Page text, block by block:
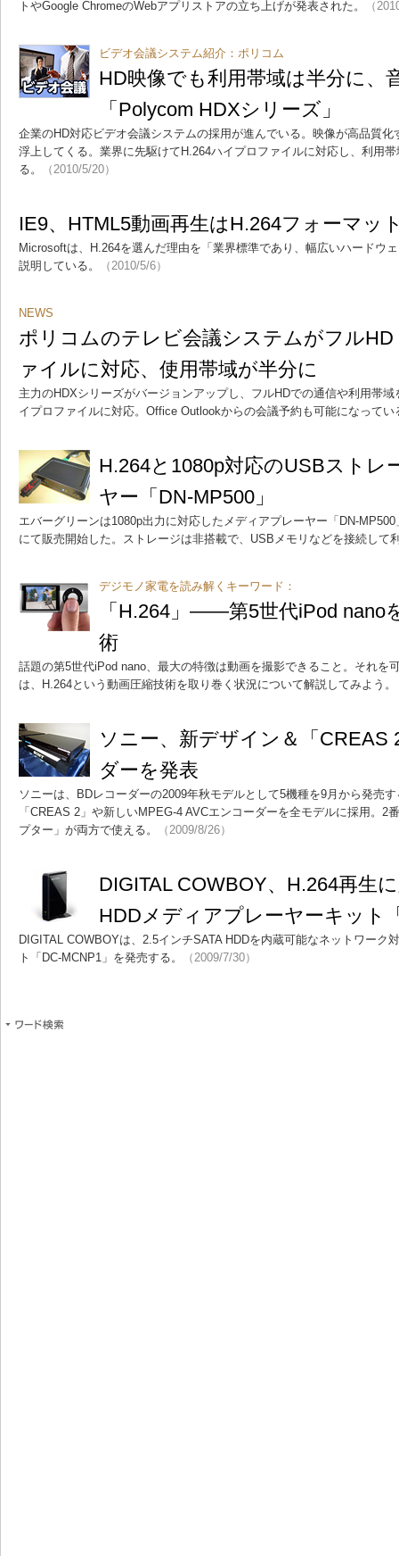
トやGoogle ChromeのWebアプリストアの立ち上げが発表された。 （
ビデオ会議システム紹介：ポリコム
HD映像でも利用帯域は半分に、
「Polycom HDXシリーズ」
企業のHD対応ビデオ会議システムの採用が進んでいる。映像が高品質
浮上してくる。業界に先駆けてH.264ハイプロファイルに対応し、利用
る。
（2010/5/20）
IE9、HTML5動画再生はH.264フォーマッ
Microsoftは、H.264を選んだ理由を「業界標準であり、幅広いハードウ
説明している。
（2010/5/6）
NEWS
ポリコムのテレビ会議システムがフル
ァイルに対応、使用帯域が半分に
主力のHDXシリーズがバージョンアップし、フルHDでの通信や利用帯
イプロファイルに対応。Office Outlookからの会議予約も可能になってい
H.264と1080p対応のUSBストレ
ヤー「DN-MP500」
エバーグリーンは1080p出力に対応したメディアプレーヤー「DN-
にて販売開始した。ストレージは非搭載で、USBメモリなどを接続して
デジモノ家電を読み解くキーワード：
「H.264」――第5世代iPod nano
術
話題の第5世代iPod nano、最大の特徴は動画を撮影できること。それを
は、H.264という動画圧縮技術を取り巻く状況について解説してみよう。
ソニー、新デザイン＆「CREAS
ダーを発表
ソニーは、BDレコーダーの2009年秋モデルとして5機種を9月から発売
「CREAS 2」や新しいMPEG-4 AVCエンコーダーを全モデルに採用。2
プター」が両方で使える。
（2009/8/26）
DIGITAL COWBOY、H.264再生
HDDメディアプレーヤーキット
DIGITAL COWBOYは、2.5インチSATA HDDを内蔵可能なネットワーク
ト「DC-MCNP1」を発売する。
（2009/7/30）